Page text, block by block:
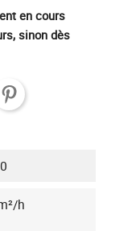
en cours
sinon dès
h